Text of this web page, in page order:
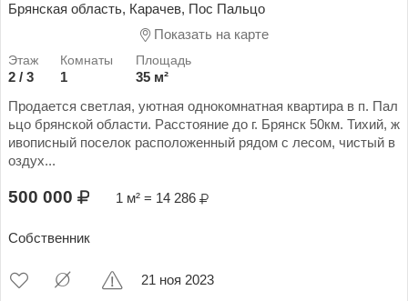
Брянская область, Карачев, Пос Пальцо
Показать на карте
2 / 3 1
35 м²
Продается светлая, уютная однокомнатная квартира в п. Пал
ьцо брянской области. Расстояние до г. Брянск 50км. Тихий, ж
ивописный поселок расположенный рядом с лесом, чистый в
оздух...
500 000 1 м² = 14 286
Собственник
21 ноя 2023